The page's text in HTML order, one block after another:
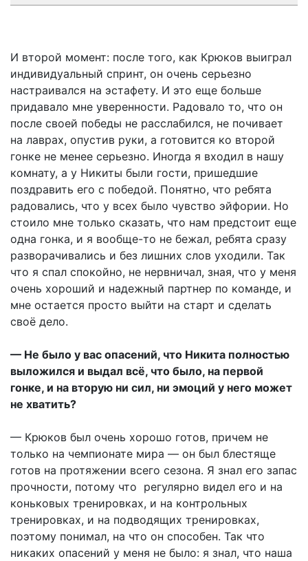
И второй момент: после того, как Крюков выиграл
индивидуальный спринт, он очень серьезно
настраивался на эстафету. И это еще больше
придавало мне уверенности. Радовало то, что он
после своей победы не расслабился, не почивает
на лав­рах, опустив руки, а готовится ко второй
гонке не менее серьезно. Иногда я входил в нашу
комнату, а у Никиты были гости, пришедшие
поздравить его с победой. Понятно, что ребята
радовались, что у всех было чувство эйфории. Но
стоило мне только сказать, что нам предстоит еще
одна гонка, и я вообще-то не бежал, ребята сразу
разворачивались и без лишних слов уходили. Так
что я спал спокойно, не нервничал, зная, что у меня
очень хороший и надежный партнер по команде, и
мне остается просто выйти на старт и сделать
своё дело.
— Не было у вас опасений, что Никита полностью
выложился и выдал всё, что было, на первой
гонке, и на вторую ни сил, ни эмоций у него может
не хватить?
— Крюков был очень хорошо готов, причем не
только на чемпионате мира — он был блестяще
готов на протяжении всего сезона. Я знал его запас
прочности, потому что регулярно видел его и на
коньковых тренировках, и на контрольных
тренировках, и на подводящих тренировках,
поэтому понимал, на что он способен. Так что
никаких опасений у меня не было: я знал, что наша